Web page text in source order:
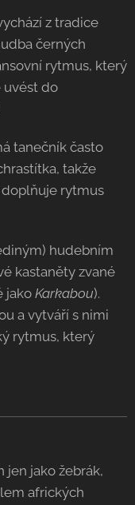
z tradice
černých
rytmus, který
uvést do
tanečník často
takže
rytmus
hudebním
kastaněty zvané
jako Karkabou).
a vytváří s nimi
rytmus, který
jen jako žebrák,
afrických